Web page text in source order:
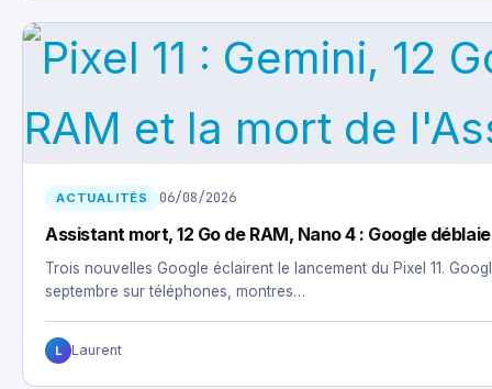
ACTUALITÉS 06/08/2026
Assistant mort, 12 Go de RAM, Nano 4 : Google
Trois nouvelles Google éclairent le lancement du Pixel 11.
septembre sur téléphones, montres…
L Laurent